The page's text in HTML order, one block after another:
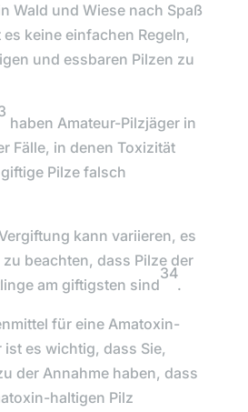
Wald und Wiese nach Spaß
keine einfachen Regeln,
und essbaren Pilzen zu
haben Amateur-Pilzjäger in
Fälle, in denen Toxizität
Pilze falsch
kann variieren, es
beachten, dass Pilze der
am giftigsten sind
34
.
für eine Amatoxin-
es wichtig, dass Sie,
der Annahme haben, dass
haltigen Pilz